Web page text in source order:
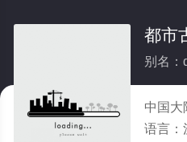
都市
别名：
中国大
语言：